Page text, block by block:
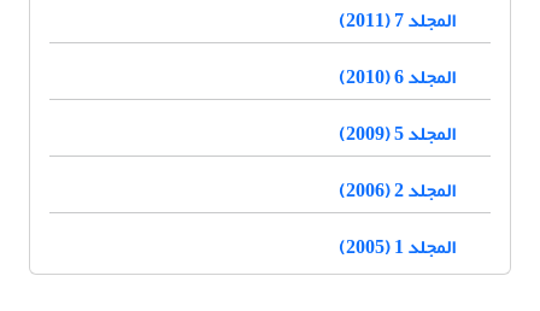
المجلد 7 (2011)
المجلد 6 (2010)
المجلد 5 (2009)
المجلد 2 (2006)
المجلد 1 (2005)